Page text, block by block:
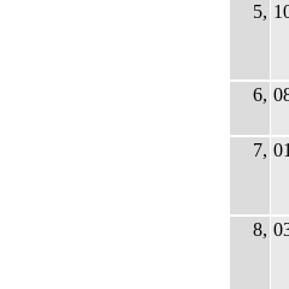
5,
6,
7,
8,